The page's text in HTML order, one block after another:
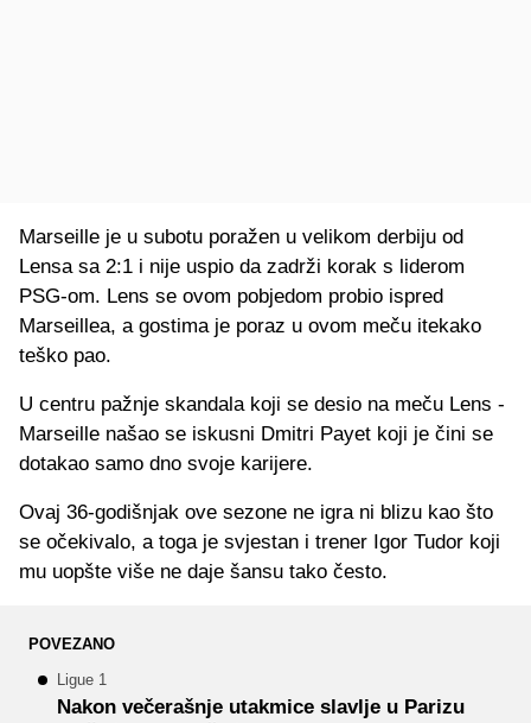
Marseille je u subotu poražen u velikom derbiju od
Lensa sa 2:1 i nije uspio da zadrži korak s liderom
PSG-om. Lens se ovom pobjedom probio ispred
Marseillea, a gostima je poraz u ovom meču itekako
teško pao.
U centru pažnje skandala koji se desio na meču Lens -
Marseille našao se iskusni Dmitri Payet koji je čini se
dotakao samo dno svoje karijere.
Ovaj 36-godišnjak ove sezone ne igra ni blizu kao što
se očekivalo, a toga je svjestan i trener Igor Tudor koji
mu uopšte više ne daje šansu tako često.
POVEZANO
Ligue 1
Nakon večerašnje utakmice slavlje u Parizu